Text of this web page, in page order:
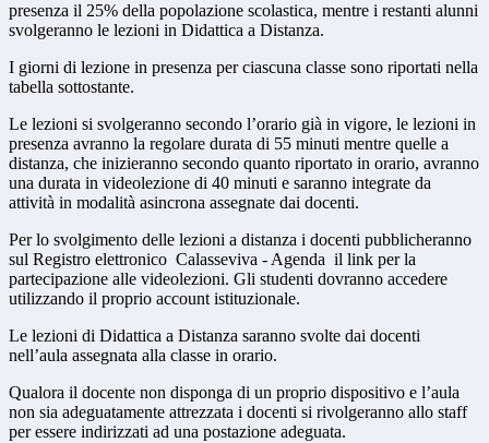
presenza il 25% della popolazione scolastica, mentre i restanti alunni
svolgeranno le lezioni in Didattica a Distanza.
I giorni di lezione in presenza per ciascuna classe sono riportati nella
tabella sottostante.
Le lezioni si svolgeranno secondo l’orario già in vigore, le lezioni in
presenza avranno la regolare durata di 55 minuti mentre quelle a
distanza, che inizieranno secondo quanto riportato in orario, avranno
una durata in videolezione di 40 minuti e saranno integrate da
attività in modalità asincrona assegnate dai docenti.
Per lo svolgimento delle lezioni a distanza i docenti pubblicheranno
sul Registro elettronico Calasseviva - Agenda il link per la
partecipazione alle videolezioni. Gli studenti dovranno accedere
utilizzando il proprio account istituzionale.
Le lezioni di Didattica a Distanza saranno svolte dai docenti
nell’aula assegnata alla classe in orario.
Qualora il docente non disponga di un proprio dispositivo e l’aula
non sia adeguatamente attrezzata i docenti si rivolgeranno allo staff
per essere indirizzati ad una postazione adeguata.